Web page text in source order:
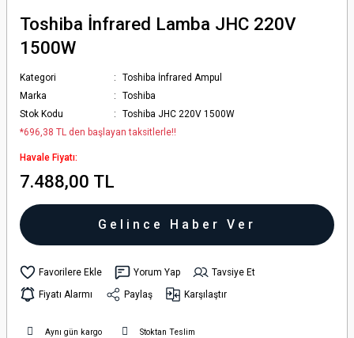
Toshiba İnfrared Lamba JHC 220V
1500W
Kategori
Toshiba İnfrared Ampul
Marka
Toshiba
Stok Kodu
Toshiba JHC 220V 1500W
*696,38 TL den başlayan taksitlerle!!
Havale Fiyatı:
7.488,00 TL
Gelince Haber Ver
Yorum Yap
Tavsiye Et
Fiyatı Alarmı
Paylaş Karşılaştır
Aynı gün kargo Stoktan Teslim